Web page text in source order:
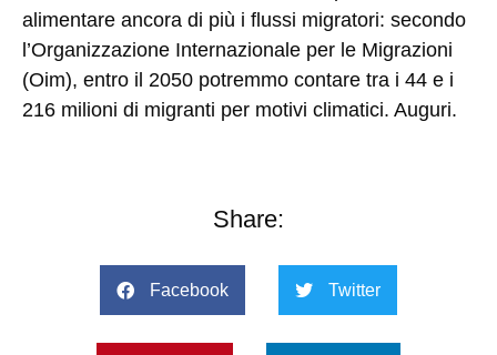
alimentare ancora di più i flussi migratori: secondo
l’Organizzazione Internazionale per le Migrazioni
(Oim), entro il 2050 potremmo contare tra i 44 e i
216 milioni di migranti per motivi climatici. Auguri.
Share:
Facebook Twitter